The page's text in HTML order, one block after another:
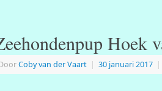
Hoek
Coby van der Vaart | 30 januari 2017 |